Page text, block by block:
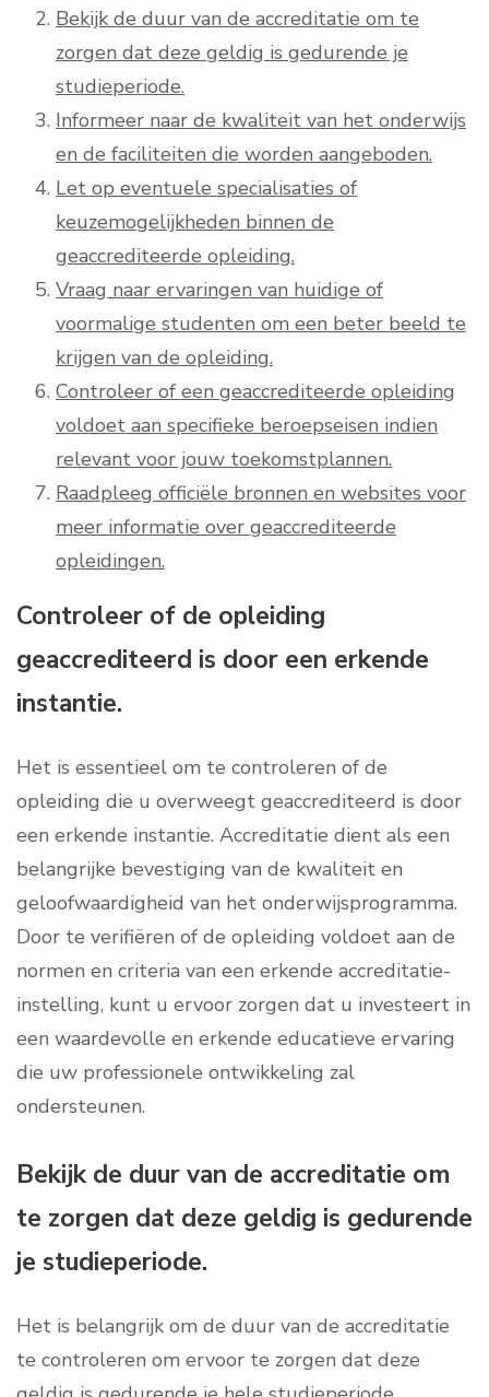
Bekijk de duur van de accreditatie om te
zorgen dat deze geldig is gedurende je
studieperiode.
Informeer naar de kwaliteit van het onderwijs
en de faciliteiten die worden aangeboden.
Let op eventuele specialisaties of
keuzemogelijkheden binnen de
geaccrediteerde opleiding.
Vraag naar ervaringen van huidige of
voormalige studenten om een beter beeld te
krijgen van de opleiding.
Controleer of een geaccrediteerde opleiding
voldoet aan specifieke beroepseisen indien
relevant voor jouw toekomstplannen.
Raadpleeg officiële bronnen en websites voor
meer informatie over geaccrediteerde
opleidingen.
Controleer of de opleiding
geaccrediteerd is door een erkende
instantie.
Het is essentieel om te controleren of de
opleiding die u overweegt geaccrediteerd is door
een erkende instantie. Accreditatie dient als een
belangrijke bevestiging van de kwaliteit en
geloofwaardigheid van het onderwijsprogramma.
Door te verifiëren of de opleiding voldoet aan de
normen en criteria van een erkende accreditatie-
instelling, kunt u ervoor zorgen dat u investeert in
een waardevolle en erkende educatieve ervaring
die uw professionele ontwikkeling zal
ondersteunen.
Bekijk de duur van de accreditatie om
te zorgen dat deze geldig is gedurende
je studieperiode.
Het is belangrijk om de duur van de accreditatie
te controleren om ervoor te zorgen dat deze